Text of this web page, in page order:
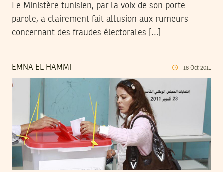
Le Ministère tunisien, par la voix de son porte
parole, a clairement fait allusion aux rumeurs
concernant des fraudes électorales […]
EMNA EL HAMMI 18 Oct 2011